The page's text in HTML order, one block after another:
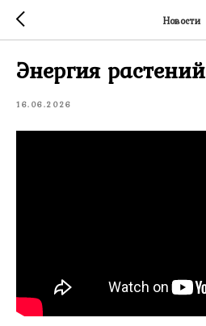
Новости
Энергия растений
16.06.2026